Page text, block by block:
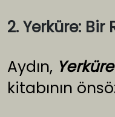
2. Yerküre:
Aydın,
kitabının